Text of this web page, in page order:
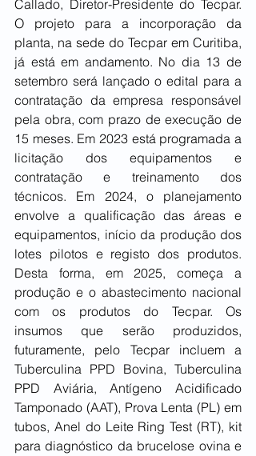
Callado, Diretor-Presidente do Tecpar.
O projeto para a incorporação da
planta, na sede do Tecpar em Curitiba,
já está em andamento. No dia 13 de
setembro será lançado o edital para a
contratação da empresa responsável
pela obra, com prazo de execução de
15 meses. Em 2023 está programada a
licitação dos equipamentos e
contratação e treinamento dos
técnicos. Em 2024, o planejamento
envolve a qualificação das áreas e
equipamentos, início da produção dos
lotes pilotos e registo dos produtos.
Desta forma, em 2025, começa a
produção e o abastecimento nacional
com os produtos do Tecpar. Os
insumos que serão produzidos,
futuramente, pelo Tecpar incluem a
Tuberculina PPD Bovina, Tuberculina
PPD Aviária, Antígeno Acidificado
Tamponado (AAT), Prova Lenta (PL) em
tubos, Anel do Leite Ring Test (RT), kit
para diagnóstico da brucelose ovina e